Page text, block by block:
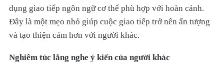
dụng giao tiếp ngôn ngữ cơ thể phù hợp với hoàn cảnh.
Đây là một mẹo nhỏ giúp cuộc giao tiếp trở nên ấn tượng
và tạo thiện cảm hơn với người khác.
Nghiêm túc lắng nghe ý kiến của người khác